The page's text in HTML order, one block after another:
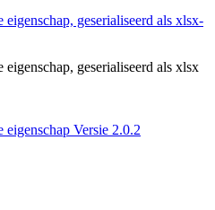
geserialiseerd als xlsx-
geserialiseerd als xlsx
Versie 2.0.2